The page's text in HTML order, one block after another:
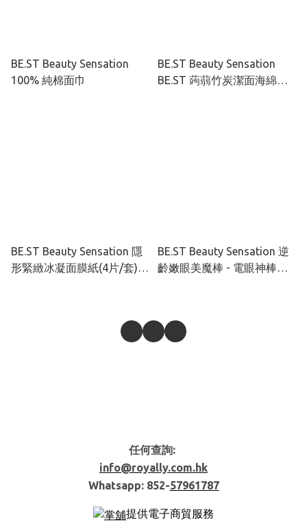
BE.ST Beauty Sensation
100% 純棉面巾
BE.ST Beauty Sensation
BE.ST 蒟蒻竹炭潔面海綿饅
BE.ST Beauty Sensation 隱
形緊緻冰凝面膜紙(4片/套)
BE.ST Beauty Sensation 逆
齡嫩眼美魔棒 - 電眼神棒
任何查詢:
info@royally.com.hk
Whatsapp: 852-57961787
提供電子商貿服務